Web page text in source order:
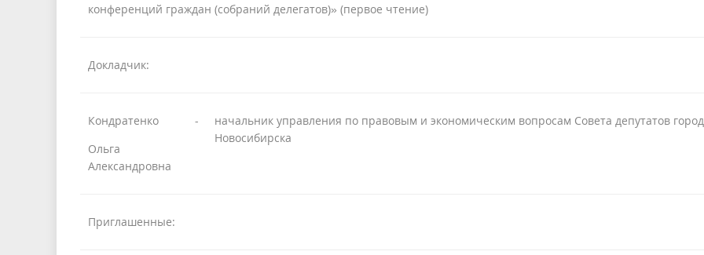
конференций граждан (собраний делегатов)» (первое чтение)
Докладчик:
Кондратенко
Ольга
Александровна
-
начальник управления по правовым и экономическим вопросам Совета депутатов
Новосибирска
Приглашенные: